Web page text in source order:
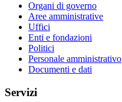
Organi di governo
Aree amministrative
Uffici
Enti e fondazioni
Politici
Personale amministrativo
Documenti e dati
Servizi